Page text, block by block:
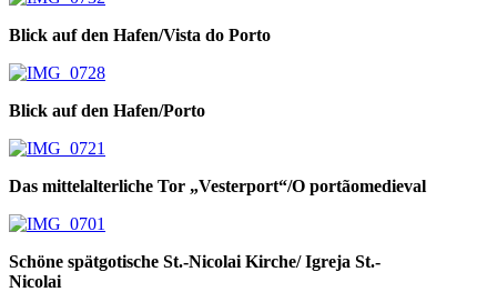
Blick auf den Hafen/Vista do Porto
Blick auf den Hafen/Porto
Das mittelalterliche Tor „Vesterport“/O portãomedieval
Schöne spätgotische St.-Nicolai Kirche/ Igreja St.-
Nicolai